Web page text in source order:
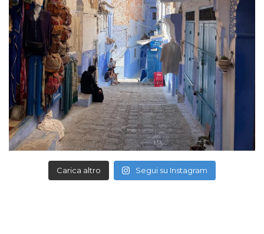
Carica altro Segui su Instagram